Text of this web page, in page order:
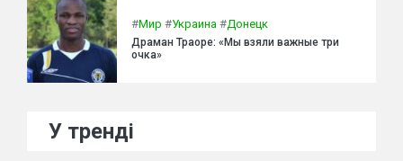
#Мир #Украина #Донецк
Драман Траоре: «Мы взяли важные три
очка»
У тренді